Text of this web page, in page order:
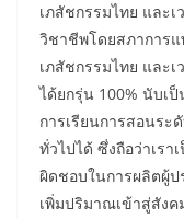
เภสัชกรรมไทย และ
วิชาชีพโดยสภาการ
เภสัชกรรมไทย และ
ได้ยกรุ่น 100% นับเ
การเรียนการสอนร
ทั่วไปได้ ซึ่งถือว่าเร
ผิดชอบในการผลิตผู้
เพิ่มปริมาณเข้าสู่สัง